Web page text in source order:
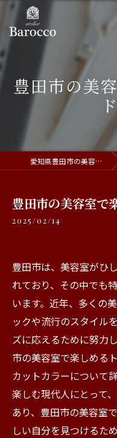
豊田市の美
愛知県豊田市の美容室ならatelier Barocco
豊田市の美容室で
2025/02/14
豊田市は、美容室がひ
れており、その中でも
います。近年、多くの
ックや流行のスタイル
ズに応えるために努力
市の美容室で楽しめる
カットカラーについて
楽しむ現代人にとって
あり、豊田市の美容室
しい自分を見つけるた